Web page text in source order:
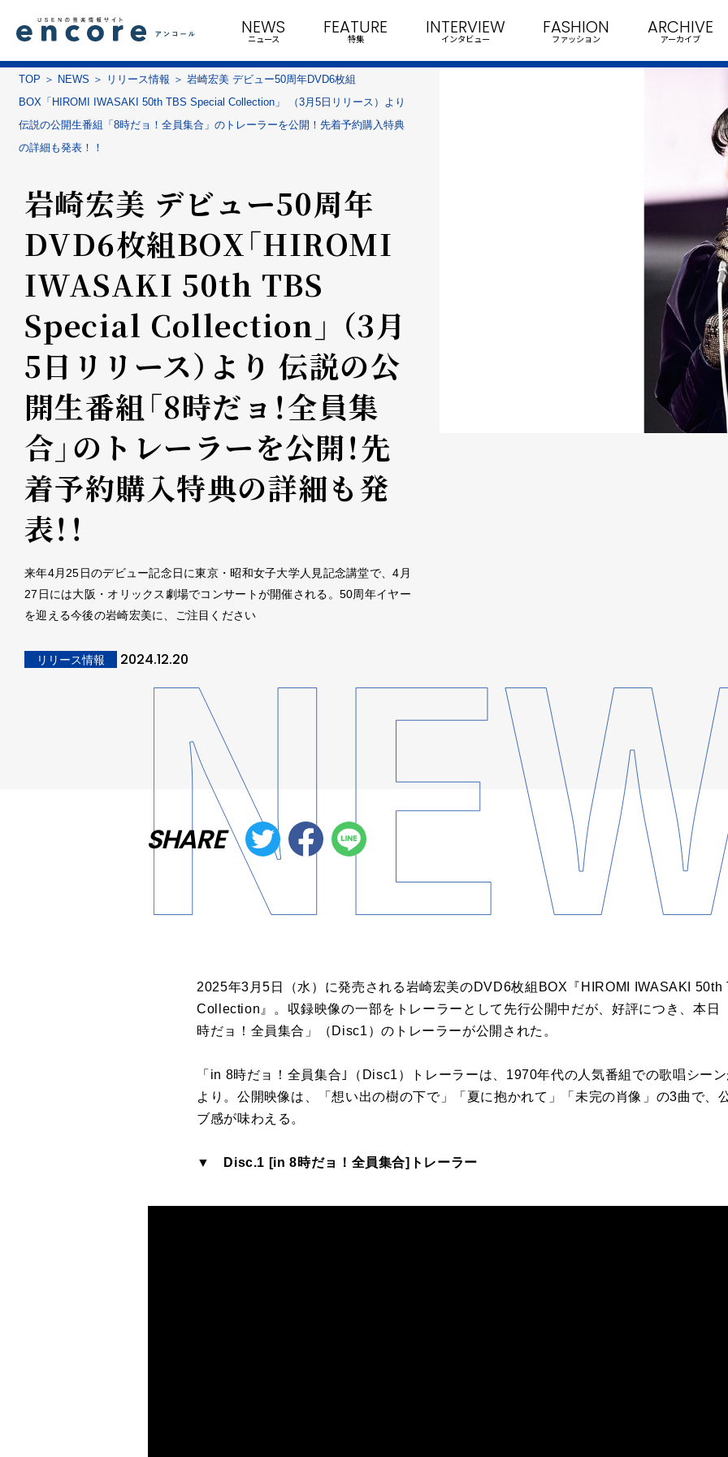
NEWS
ニュース
FEATURE
特集
INTERVIEW
インタビュー
FASHION
ファッション
ARCHIVE
アーカイブ
TOP NEWS リリース情報
岩崎宏美 デビュー50周年DVD6枚組
BOX「HIROMI IWASAKI 50th TBS Special Collection」 （3月5日リリース）より
伝説の公開生番組「8時だョ！全員集合」のトレーラーを公開！先着予約購入特典
の詳細も発表！！
岩崎宏美 デビュー50周年
DVD6枚組BOX「HIROMI
IWASAKI 50th TBS
Special Collection」 （3月
5日リリース）より 伝説の公
開生番組「8時だョ！全員集
合」のトレーラーを公開！先
着予約購入特典の詳細も発
表！！
来年4月25日のデビュー記念日に東京・昭和女子大学人見記念講堂で、4月
27日には大阪・オリックス劇場でコンサートが開催される。50周年イヤー
を迎える今後の岩崎宏美に、ご注目ください
リリース情報 2024.12.20
SHARE
2025年3月5日（水）に発売される岩崎宏美のDVD6枚組BOX『HIROMI IWASAKI 50th
Collection』。収録映像の一部をトレーラーとして先行公開中だが、好評につき、本日
時だョ！全員集合」（Disc1）のトレーラーが公開された。
「in 8時だョ！全員集合｣（Disc1）トレーラーは、1970年代の人気番組での歌唱シー
より。公開映像は、「想い出の樹の下で」「夏に抱かれて」「未完の肖像」の3曲で、
ブ感が味わえる。
▼ Disc.1 [in 8時だョ！全員集合]トレーラー